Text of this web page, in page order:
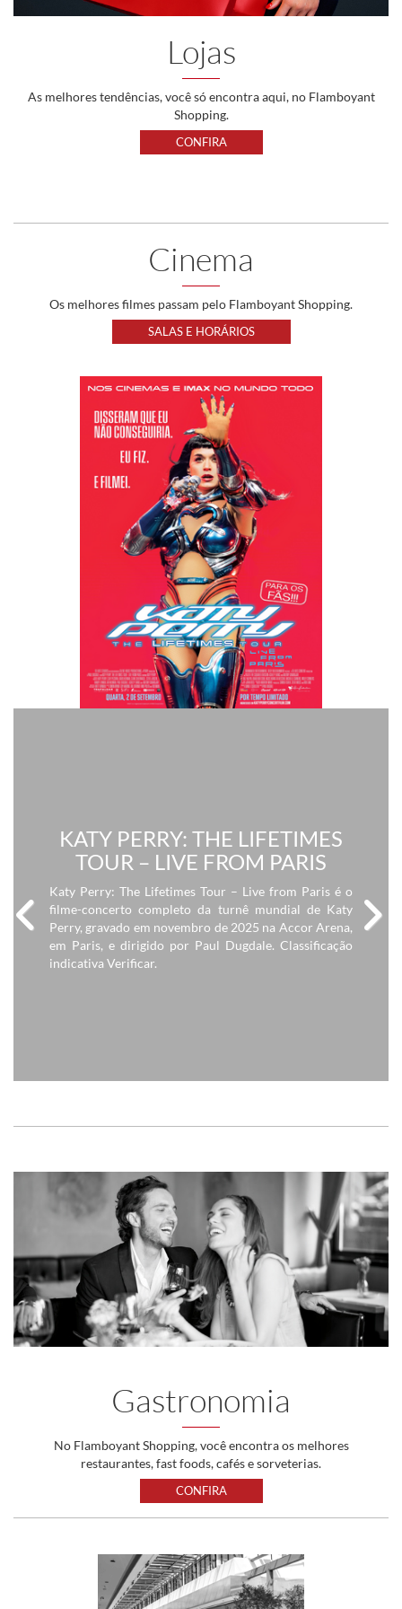
Lojas
As melhores tendências, você só encontra aqui, no Flamboyant
Shopping.
CONFIRA
Cinema
Os melhores filmes passam pelo Flamboyant Shopping.
SALAS E HORÁRIOS
KATY PERRY: THE LIFETIMES
TOUR – LIVE FROM PARIS
Katy Perry: The Lifetimes Tour – Live from Paris é o
filme-concerto completo da turnê mundial de Katy
Perry, gravado em novembro de 2025 na Accor Arena,
em Paris, e dirigido por Paul Dugdale. Classificação
indicativa Verificar.
Previous
Gastronomia
No Flamboyant Shopping, você encontra os melhores
restaurantes, fast foods, cafés e sorveterias.
CONFIRA